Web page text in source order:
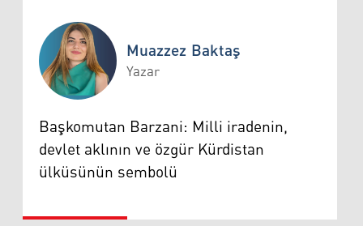
Muazzez Baktaş
Muazzez Baktaş
Yazar
Başkomutan Barzani: Milli iradenin,
devlet aklının ve özgür Kürdistan
ülküsünün sembolü